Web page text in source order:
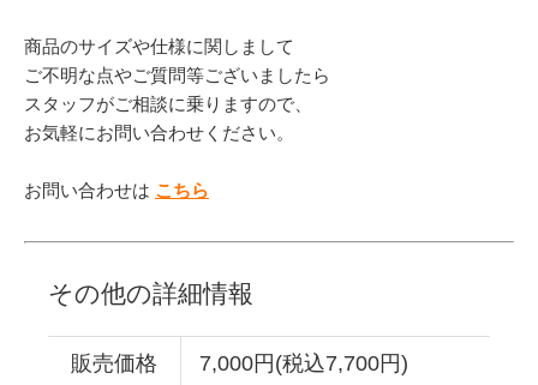
商品のサイズや仕様に関しまして
ご不明な点やご質問等ございましたら
スタッフがご相談に乗りますので、
お気軽にお問い合わせください。
お問い合わせは こちら
その他の詳細情報
販売価格 7,000円(税込7,700円)